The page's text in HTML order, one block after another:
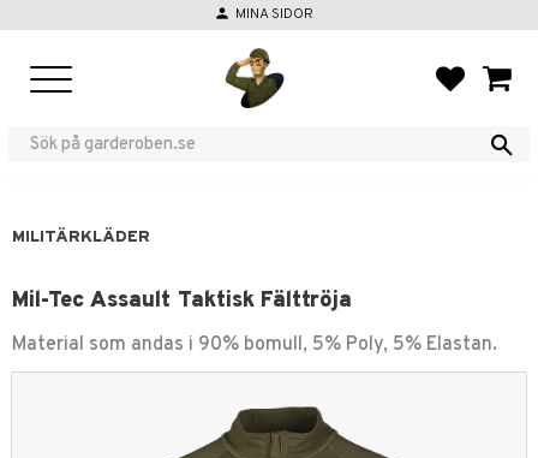
person MINA SIDOR
MILITÄRKLÄDER
Mil-Tec Assault Taktisk Fälttröja
Material som andas i 90% bomull, 5% Poly, 5% Elastan.